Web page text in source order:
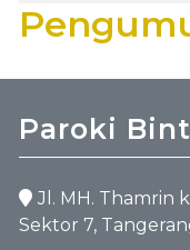
Paroki
Jl. MH. Thamrin
Sektor 7,